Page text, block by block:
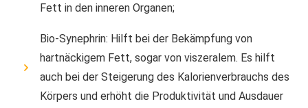
Fett in den inneren Organen;
Bio-Synephrin: Hilft bei der Bekämpfung von
hartnäckigem Fett, sogar von viszeralem. Es hilft
auch bei der Steigerung des Kalorienverbrauchs des
Körpers und erhöht die Produktivität und Ausdauer